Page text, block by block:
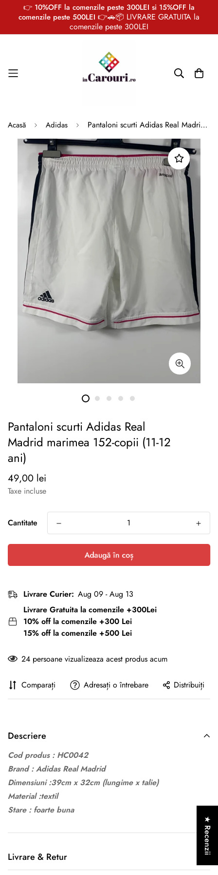
👉 10%OFF la comenzile peste 300LEI si 15%OFF la
comenzile peste 500LEI 👉🚗📦 LIVRARE GRATUITA la
comenzile peste 300LEI
Acasă Adidas Pantaloni scurti Adidas Real Madrid marimea 152-copii (11-12 ani)
Pantaloni scurti Adidas Real
Madrid marimea 152-copii (11-12
ani)
Preț
normal
49,00 lei
Taxe incluse
Cantitate
Adaugă în coș
Livrare Curier: Aug 09 - Aug 13
Livrare Gratuita la comenzile +300Lei
10% off la comenzile +300 Lei
15% off la comenzile +500 Lei
24 persoane vizualizeaza acest produs acum
Comparați Adresați o întrebare Distribuiți
Descriere
Cod produs : HC0042
Brand : Adidas Real Madrid
Dimensiuni :39cm x 32cm (lungime xtalie)
Material :textil
Stare : foarte buna
Livrare & Retur
★ Recenzii